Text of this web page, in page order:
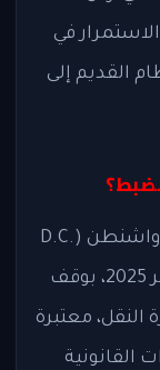
في
القديم إلى
المحكمة الفدرالية في دائرة العاصمة واشنطن (D.C.
Circuit) قضت، يوم الخميس 13 نوفمبر 2025، بوقف
النقل، معتبرة
القانونية